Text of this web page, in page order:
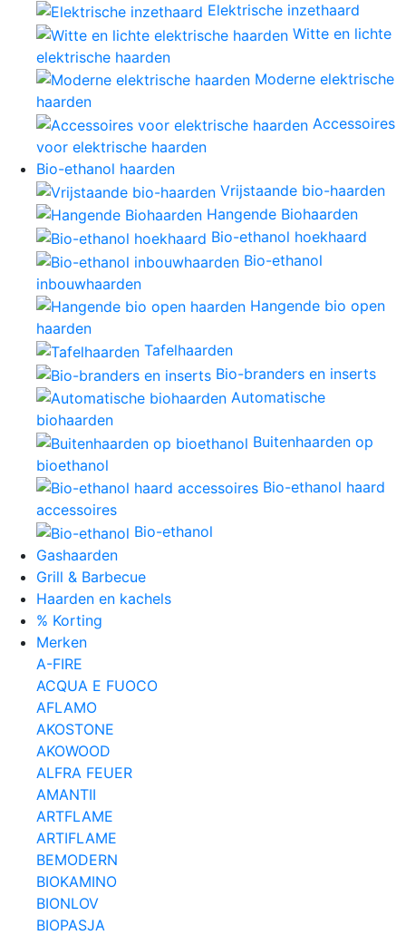
Elektrische inzethaard
Witte en lichte
elektrische haarden
Moderne elektrische
haarden
Accessoires
voor elektrische haarden
Bio-ethanol haarden
Vrijstaande bio-haarden
Hangende Biohaarden
Bio-ethanol hoekhaard
Bio-ethanol
inbouwhaarden
Hangende bio open
haarden
Tafelhaarden
Bio-branders en inserts
Automatische
biohaarden
Buitenhaarden op
bioethanol
Bio-ethanol haard
accessoires
Bio-ethanol
Gashaarden
Grill & Barbecue
Haarden en kachels
% Korting
Merken
A-FIRE
ACQUA E FUOCO
AFLAMO
AKOSTONE
AKOWOOD
ALFRA FEUER
AMANTII
ARTFLAME
ARTIFLAME
BEMODERN
BIOKAMINO
BIONLOV
BIOPASJA